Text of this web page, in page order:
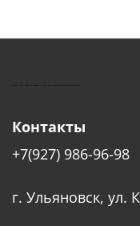
КУШТУТ - ОБОРУДОВАНИЕ ДЛЯ САЛОНОВ КРАСОТЫ
Контакты
+7(927) 986-96-98
г. Ульяновск, ул.